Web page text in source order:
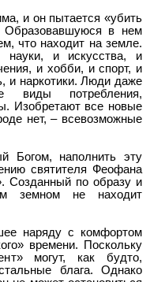
и он пытается «убить
Образовавшуюся в нем
что находит на земле.
и искусства, и
и хобби, и спорт, и
и наркотики. Люди даже
виды потребления,
Изобретают все новые
нет, – всевозможные
Богом, наполнить эту
святителя Феофана
Созданный по образу и
земном не находит
наряду с комфортом
времени. Поскольку
могут, как будто,
блага. Однако